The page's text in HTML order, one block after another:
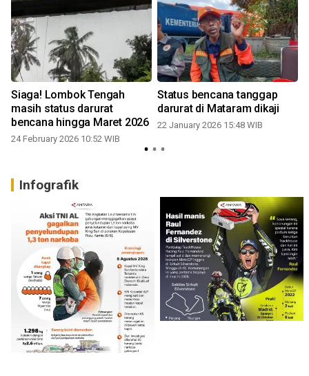
Siaga! Lombok Tengah
masih status darurat
bencana hingga Maret 2026
24 February 2026 10:52 WIB
Status bencana tanggap
darurat di Mataram dikaji
22 January 2026 15:48 WIB
Infografik